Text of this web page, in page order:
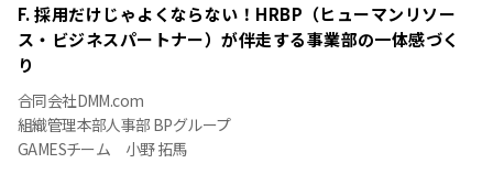
F. 採用だけじゃよくならない！ HRBP（ヒューマンリソー
ス・ビジネスパートナー）が伴走する事業部の一体感づく
り
合同会社DMM.com
組織管理本部人事部 BPグループ
GAMESチーム 小野 拓馬